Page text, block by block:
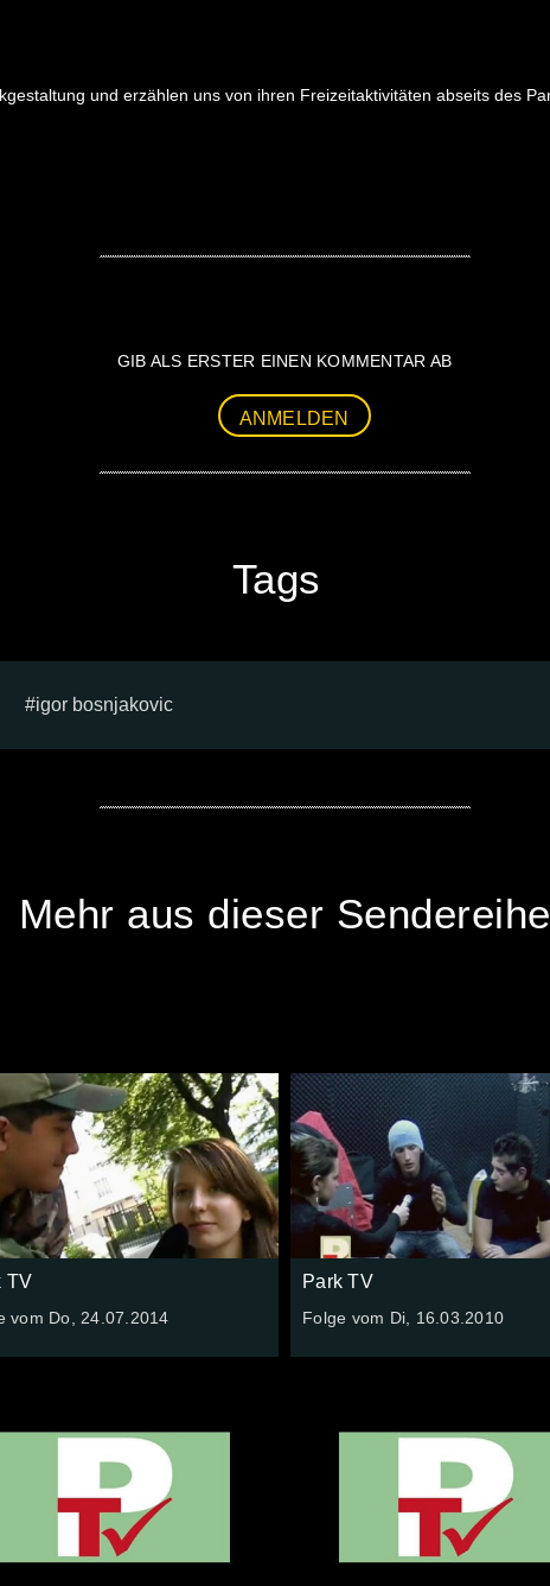
und erzählen uns von ihren Freizeitaktivitäten abseits des
GIB ALS ERSTER EINEN KOMMENTAR AB
ANMELDEN
Tags
igor bosnjakovic
Mehr aus dieser Sendereihe
TV
vom Do, 24.07.2014
Park TV
Folge vom Di, 16.03.2010